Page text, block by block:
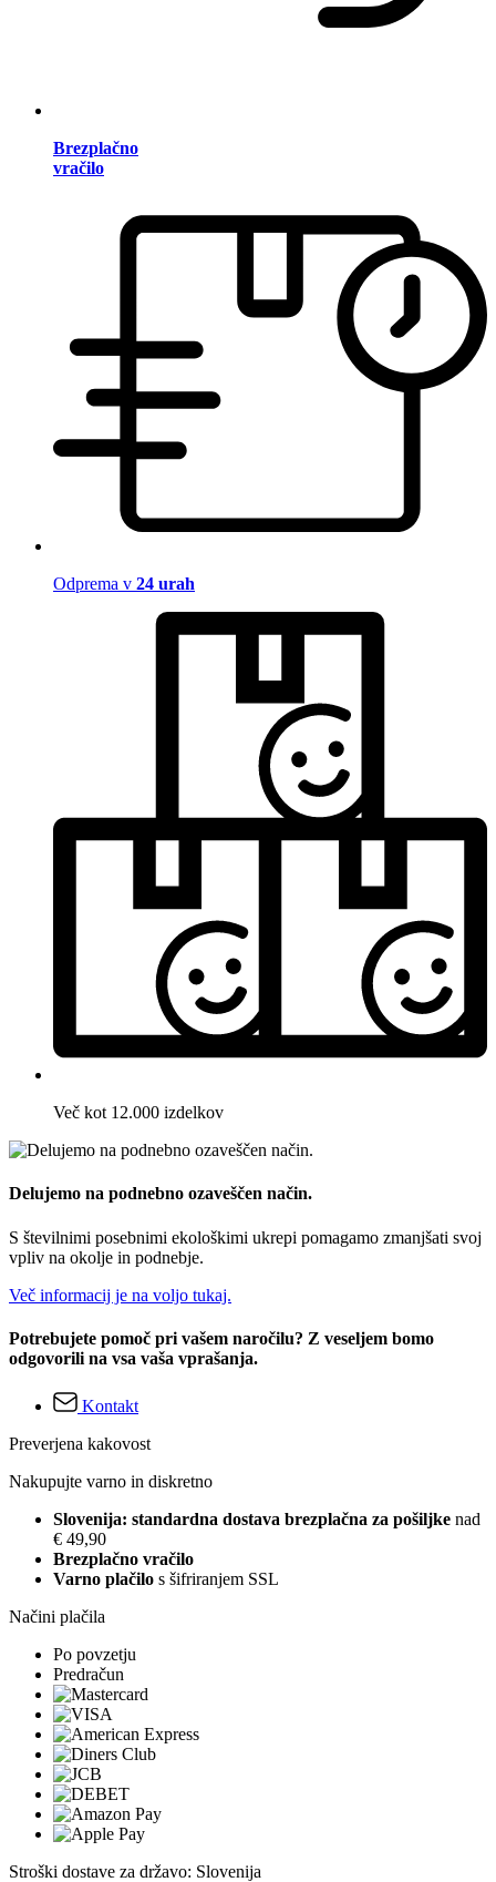
Brezplačno
vračilo
Odprema v 24 urah
Več kot 12.000 izdelkov
Delujemo na podnebno ozaveščen način.
S številnimi posebnimi ekološkimi ukrepi pomagamo zmanjšati svoj
vpliv na okolje in podnebje.
Več informacij je na voljo tukaj.
Potrebujete pomoč pri vašem naročilu? Z veseljem bomo
odgovorili na vsa vaša vprašanja.
Kontakt
Preverjena kakovost
Nakupujte varno in diskretno
Slovenija: standardna dostava brezplačna za pošiljke nad
€ 49,90
Brezplačno vračilo
Varno plačilo s šifriranjem SSL
Načini plačila
Po povzetju
Predračun
Stroški dostave za državo: Slovenija